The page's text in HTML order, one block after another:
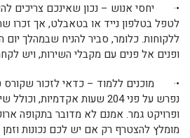
•· יחסי אנוש – נכון שאינכם צריכים
לטפל בטלפון נייד או בטאבלט, אך זכרו
ללקוחות. כלומר, סביר להניח שבמהלך יום
ופנים אל פנים עם מקבלי השירות, ויש
•· מוכנים ללמוד – כדאי לזכור שקורס
נפרש על פני 204 שעות אקדמיות,
ופרויקט גמר. אמנם לא מדובר בתקופה
מומלץ להצטרף רק אם יש לכם נכונות